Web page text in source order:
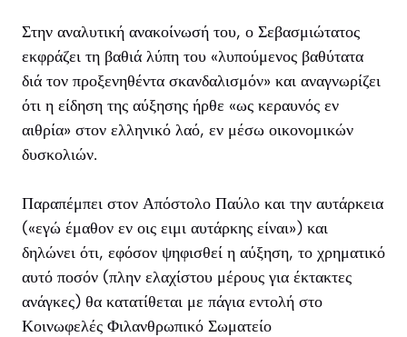
Στην αναλυτική ανακοίνωσή του, ο Σεβασμιώτατος
εκφράζει τη βαθιά λύπη του «λυπούμενος βαθύτατα
διά τον προξενηθέντα σκανδαλισμόν» και αναγνωρίζει
ότι η είδηση της αύξησης ήρθε «ως κεραυνός εν
αιθρία» στον ελληνικό λαό, εν μέσω οικονομικών
δυσκολιών.
Παραπέμπει στον Απόστολο Παύλο και την αυτάρκεια
(«εγώ έμαθον εν οις ειμι αυτάρκης είναι») και
δηλώνει ότι, εφόσον ψηφισθεί η αύξηση, το χρηματικό
αυτό ποσόν (πλην ελαχίστου μέρους για έκτακτες
ανάγκες) θα κατατίθεται με πάγια εντολή στο
Κοινωφελές Φιλανθρωπικό Σωματείο